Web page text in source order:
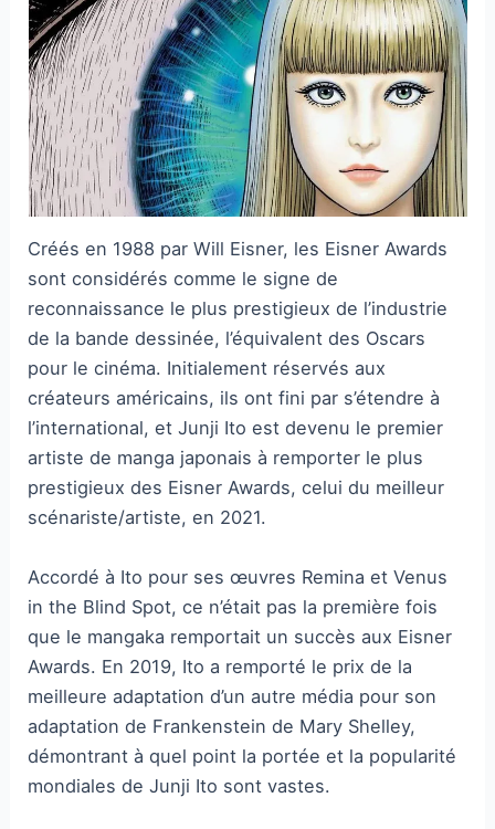
Créés en 1988 par Will Eisner, les Eisner Awards
sont considérés comme le signe de
reconnaissance le plus prestigieux de l’industrie
de la bande dessinée, l’équivalent des Oscars
pour le cinéma. Initialement réservés aux
créateurs américains, ils ont fini par s’étendre à
l’international, et Junji Ito est devenu le premier
artiste de manga japonais à remporter le plus
prestigieux des Eisner Awards, celui du meilleur
scénariste/artiste, en 2021.
Accordé à Ito pour ses œuvres Remina et Venus
in the Blind Spot, ce n’était pas la première fois
que le mangaka remportait un succès aux Eisner
Awards. En 2019, Ito a remporté le prix de la
meilleure adaptation d’un autre média pour son
adaptation de Frankenstein de Mary Shelley,
démontrant à quel point la portée et la popularité
mondiales de Junji Ito sont vastes.